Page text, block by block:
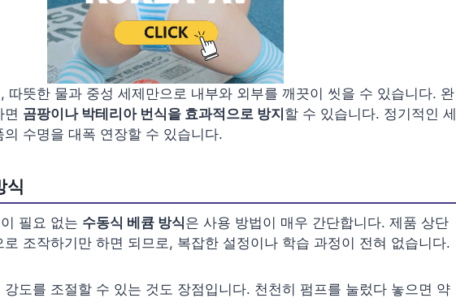
따뜻한 물과 중성 세제만으로 내부와 외부를 깨끗이 씻을 수 있습니다. 완
면 곰팡이나 박테리아 번식을 효과적으로 방지할 수 있습니다. 정기적인 세
수명을 대폭 연장할 수 있습니다.
식
필요 없는 수동식 베큠 방식은 사용 방법이 매우 간단합니다. 제품 상단
조작하기만 하면 되므로, 복잡한 설정이나 학습 과정이 전혀 없습니다.
도를 조절할 수 있는 것도 장점입니다. 천천히 펌프를 눌렀다 놓으면 약